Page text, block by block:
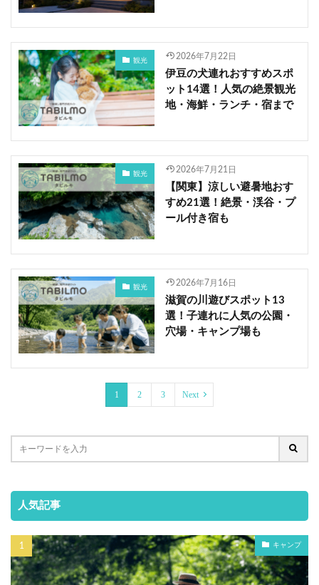
観光 2026年7月22日
伊豆の犬連れおすすめスポ
ット14選！人気の絶景観光
地・海鮮・ランチ・宿まで
観光 2026年7月21日
【関東】涼しい避暑地おす
すめ21選！絶景・渓谷・プ
ール付き宿も
観光 2026年7月16日
滋賀の川遊びスポット13
選！子連れに人気の公園・
穴場・キャンプ場も
1 2 3 Next
人気記事
キャンプ